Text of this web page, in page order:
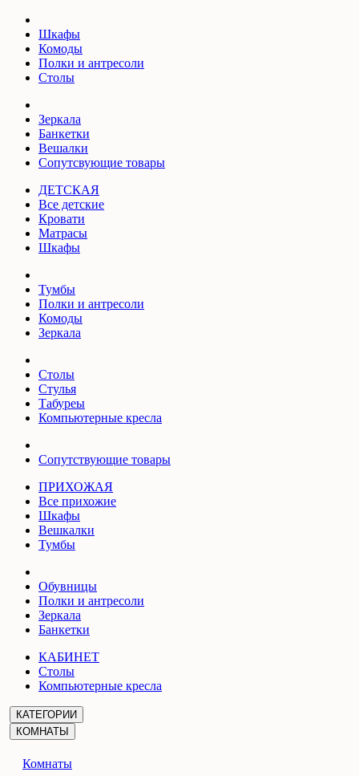
Шкафы
Комоды
Полки и антресоли
Столы
Зеркала
Банкетки
Вешалки
Сопутсвующие товары
ДЕТСКАЯ
Все детские
Кровати
Матрасы
Шкафы
Тумбы
Полки и антресоли
Комоды
Зеркала
Столы
Стулья
Табуреы
Компьютерные кресла
Сопутствующие товары
ПРИХОЖАЯ
Все прихожие
Шкафы
Вешкалки
Тумбы
Обувницы
Полки и антресоли
Зеркала
Банкетки
КАБИНЕТ
Столы
Компьютерные кресла
КАТЕГОРИИ
КОМНАТЫ
Комнаты